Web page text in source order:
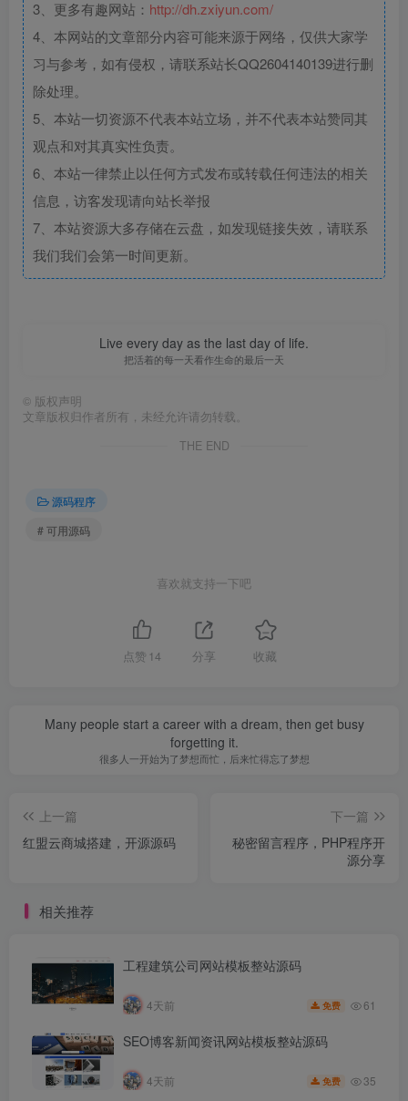
3、更多有趣网站： http://dh.zxiyun.com/
4、本网站的文章部分内容可能来源于网络，仅供大家学
习与参考，如有侵权，请联系站长QQ2604140139进行删
除处理。
5、本站一切资源不代表本站立场，并不代表本站赞同其
观点和对其真实性负责。
6、本站一律禁止以任何方式发布或转载任何违法的相关
信息，访客发现请向站长举报
7、本站资源大多存储在云盘，如发现链接失效，请联系
我们我们会第一时间更新。
Live every day as the last day of life.
把活着的每一天看作生命的最后一天
© 版权声明
文章版权归作者所有，未经允许请勿转载。
THE END
源码程序
# 可用源码
喜欢就支持一下吧
点赞 14 分享 收藏
Many people start a career with a dream, then get busy
forgetting it.
很多人一开始为了梦想而忙，后来忙得忘了梦想
上一篇
红盟云商城搭建，开源源码
下一篇
秘密留言程序，PHP程序开
源分享
相关推荐
工程建筑公司网站模板整站源码
4天前 免费 61
SEO博客新闻资讯网站模板整站源码
4天前 免费 35